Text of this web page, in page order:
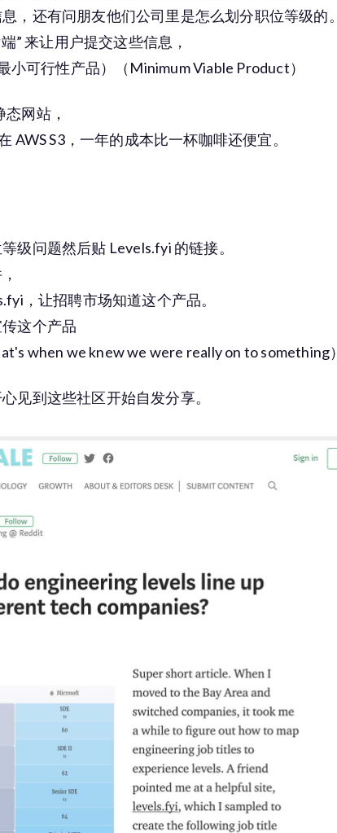
，还有问朋友他们公司里是怎么划分职位等级的。
” 来让用户提交这些信息，
可行性产品）（Minimum Viable Product）
网站，
AWS S3，一年的成本比一杯咖啡还便宜。
级问题然后贴 Levels.fyi 的链接。
，让招聘市场知道这个产品。
这个产品
when we knew we were really on to something）
见到这些社区开始自发分享。